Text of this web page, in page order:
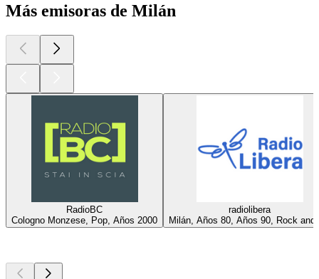
Más emisoras de Milán
RadioBC
Cologno Monzese, Pop, Años 2000
radiolibera
Milán, Años 80, Años 90, Rock and